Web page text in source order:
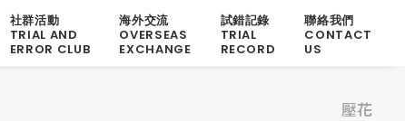
社群活動
TRIAL AND
ERROR CLUB
海外交流
OVERSEAS
EXCHANGE
試錯記錄
TRIAL
RECORD
聯絡我們
CONTACT
US
壓花